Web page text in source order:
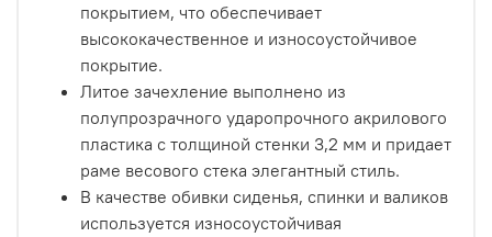
покрытием, что обеспечивает
высококачественное и износоустойчивое
покрытие.
Литое зачехление выполнено из
полупрозрачного ударопрочного акрилового
пластика с толщиной стенки 3,2 мм и придает
раме весового стека элегантный стиль.
В качестве обивки сиденья, спинки и валиков
используется износоустойчивая